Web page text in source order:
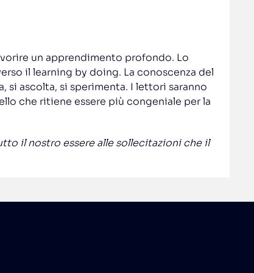
un apprendimento profondo. Lo
il learning by doing. La conoscenza del
si ascolta, si sperimenta. I lettori saranno
che ritiene essere più congeniale per la
il nostro essere alle sollecitazioni che il